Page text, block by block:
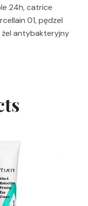
24h, catrice
01, pędzel
antybakteryjny